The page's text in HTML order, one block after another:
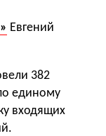
Евгений
382
единому
входящих